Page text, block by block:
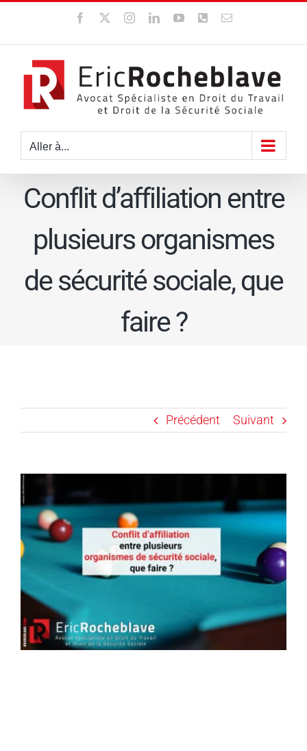
contenu
Facebook InstagramLinkedInYouTubeWhatsApp
Email
Aller à...
Conflit d’affiliation entre
plusieurs organismes
de sécurité sociale, que
faire ?
Précédent Suivant
Voir
l'image
agrandie